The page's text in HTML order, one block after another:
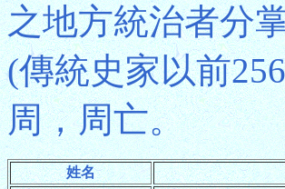
之地方統治者分
(傳統史家以前
周，周亡。
姓名